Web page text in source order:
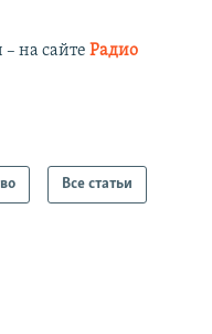
на сайте Радио
Все статьи